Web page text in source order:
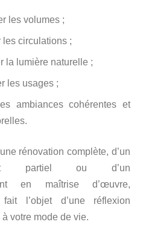
les volumes ;
les circulations ;
la lumière naturelle ;
les usages ;
ambiances cohérentes et
rénovation complète, d’un
partiel ou d’un
en maîtrise d’œuvre,
l’objet d’une réflexion
votre mode de vie.